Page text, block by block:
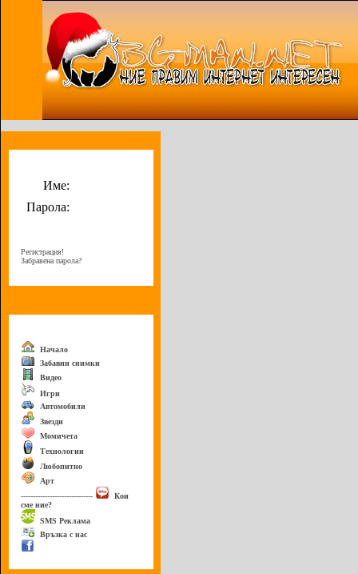
Име:
Парола:
Регистрация!
Забравена парола?
Начало
Забавни снимки
Видео
Игри
Автомобили
Звезди
Момичета
Технологии
Любопитно
Арт
------------------------------
Кои
сме ние?
SMS Реклама
Връзка с нас